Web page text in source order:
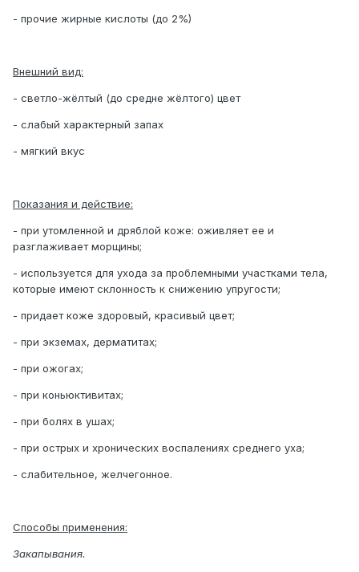
- прочие жирные кислоты (до 2%)
Внешний вид:
- светло-жёлтый (до средне жёлтого) цвет
- слабый характерный запах
- мягкий вкус
Показания и действие:
- при утомленной и дряблой коже: оживляет ее и
разглаживает морщины;
- используется для ухода за проблемными участками тела,
которые имеют склонность к снижению упругости;
- придает коже здоровый, красивый цвет;
- при экземах, дерматитах;
- при ожогах;
- при коньюктивитах;
- при болях в ушах;
- при острых и хронических воспалениях среднего уха;
- слабительное, желчегонное.
Способы применения:
Закапывания.